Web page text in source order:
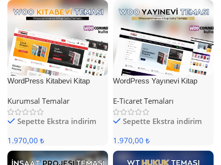
WordPress Kitabevi Kitap
Kurumsal Temalar
Sepette Ekstra indirim
1.970,00 ₺
WordPress Yayınevi Kitap
E-Ticaret Temaları
Sepette Ekstra indirim
1.970,00 ₺